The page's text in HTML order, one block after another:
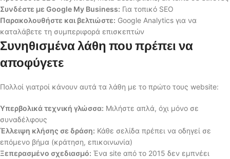
Συνδέστε με Google My Business: Για τοπικό SEO
Παρακολουθήστε και βελτιώστε: Google Analytics για να
καταλάβετε τη συμπεριφορά επισκεπτών
Συνηθισμένα λάθη που πρέπει να
αποφύγετε
Πολλοί γιατροί κάνουν αυτά τα λάθη με το πρώτο τους website:
Υπερβολικά τεχνική γλώσσα: Μιλήστε απλά, όχι μόνο σε
συναδέλφους
Έλλειψη κλήσης σε δράση: Κάθε σελίδα πρέπει να οδηγεί σε
επόμενο βήμα (κράτηση, επικοινωνία)
Ξεπερασμένο σχεδιασμό: Ένα site από το 2015 δεν εμπνέει